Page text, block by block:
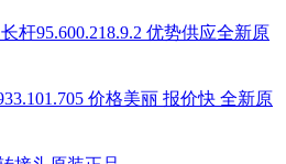
杆95.600.218.9.2 优势供应全新原
价格美丽 报价快 全新原